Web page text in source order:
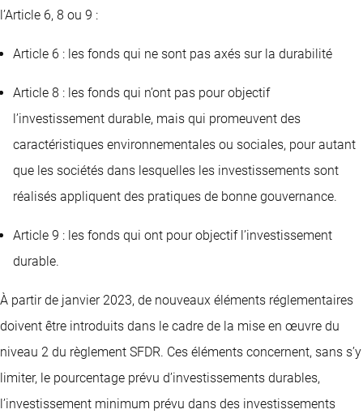
l’Article 6, 8 ou 9 :
Article 6 : les fonds qui ne sont pas axés sur la durabilité
Article 8 : les fonds qui n’ont pas pour objectif
l’investissement durable, mais qui promeuvent des
caractéristiques environnementales ou sociales, pour autant
que les sociétés dans lesquelles les investissements sont
réalisés appliquent des pratiques de bonne gouvernance.
Article 9 : les fonds qui ont pour objectif l’investissement
durable.
À partir de janvier 2023, de nouveaux éléments réglementaires
doivent être introduits dans le cadre de la mise en œuvre du
niveau 2 du règlement SFDR. Ces éléments concernent, sans s’y
limiter, le pourcentage prévu d’investissements durables,
l’investissement minimum prévu dans des investissements